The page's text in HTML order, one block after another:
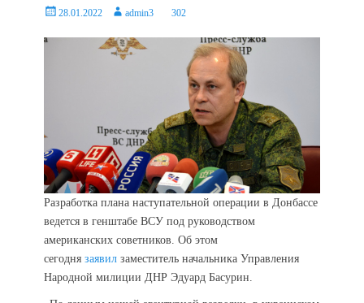
Posted28.01.2022 Authoradmin3 302
Разработка плана наступательной операции в Донбассе
ведется в генштабе ВСУ под руководством
американских советников. Об этом
сегодня заявил заместитель начальника Управления
Народной милиции ДНР Эдуард Басурин.